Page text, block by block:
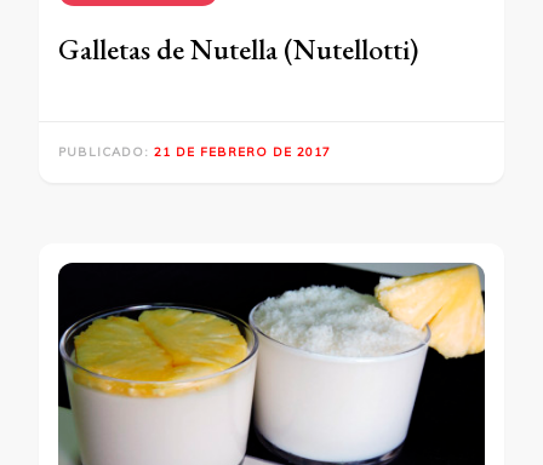
Galletas de Nutella (Nutellotti)
PUBLICADO: 21 DE FEBRERO DE 2017